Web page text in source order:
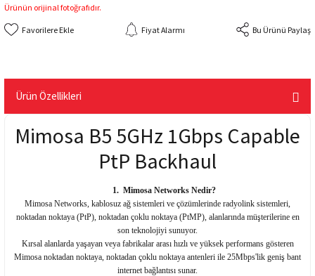
Ürünün orijinal fotoğrafıdır.
Fiyat Alarmı Bu Ürünü Paylaş
Ürün Özellikleri
Mimosa B5 5GHz 1Gbps Capable
PtP Backhaul
1. Mimosa Networks Nedir?
Mimosa Networks, kablosuz ağ sistemleri ve çözümlerinde radyolink sistemleri,
noktadan noktaya (PtP), noktadan çoklu noktaya (PtMP), alanlarında müşterilerine en
son teknolojiyi sunuyor.
Kırsal alanlarda yaşayan veya fabrikalar arası hızlı ve yüksek performans gösteren
Mimosa noktadan noktaya, noktadan çoklu noktaya antenleri ile 25Mbps'lik geniş bant
internet bağlantısı sunar.